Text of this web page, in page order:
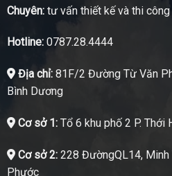
Chuyên:tư vấn thiết kế và thi
Hotline:0787.28.4444
Địa chỉ:81F/2 Đường Từ Văn
Bình Dương
Cơ sở 1:Tổ 6 khu phố 2 P. Thới
Cơ sở 2:228 ĐườngQL14, Minh
Phước